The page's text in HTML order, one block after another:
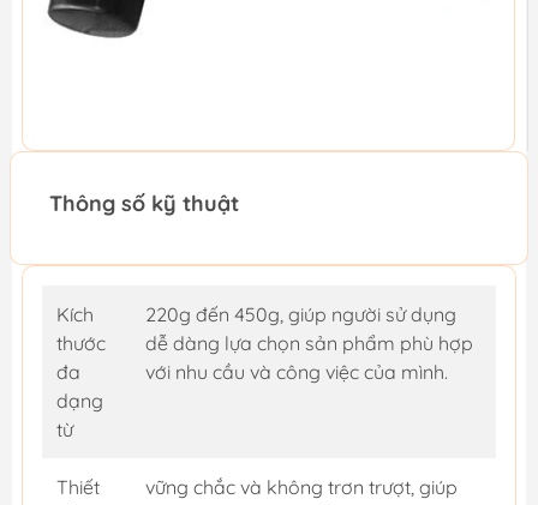
Thông số kỹ thuật
Kích
thước
đa
dạng
từ
220g đến 450g, giúp người sử dụng
dễ dàng lựa chọn sản phẩm phù hợp
với nhu cầu và công việc của mình.
Thiết
vững chắc và không trơn trượt, giúp